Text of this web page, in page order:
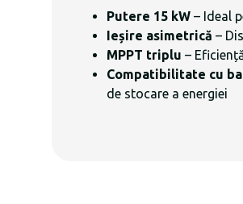
Putere 15 kW – Ideal
Ieșire asimetrică –
MPPT triplu –
Compatibilitate cu
de stocare a energiei